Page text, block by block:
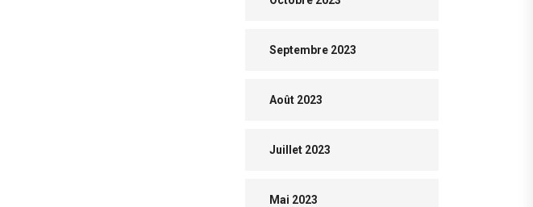
Septembre 2023
Août 2023
Juillet 2023
Mai 2023